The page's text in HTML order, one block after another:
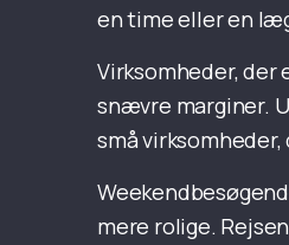
en time eller en
Virksomheder,
snævre marginer.
små
mere rolige.